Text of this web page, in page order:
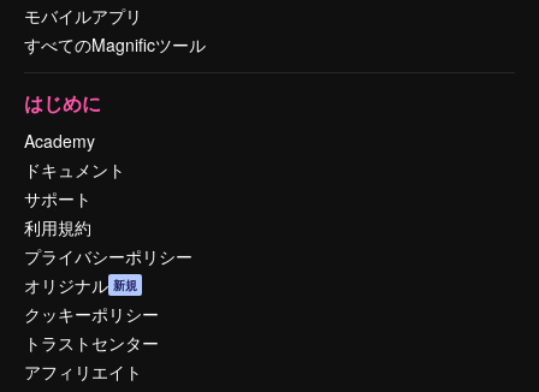
モバイルアプリ
すべてのMagnificツール
はじめに
Academy
ドキュメント
サポート
利用規約
プライバシーポリシー
オリジナル 新規
クッキーポリシー
トラストセンター
アフィリエイト